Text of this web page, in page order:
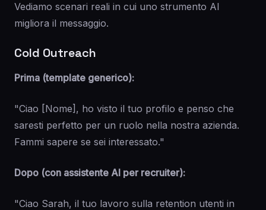
Vediamo scenari reali in cui uno strumento AI
migliora il messaggio.
Cold Outreach
Prima (template generico):
"Ciao [Nome], ho visto il tuo profilo e penso che
saresti perfetto per un ruolo nella nostra azienda.
Fammi sapere se sei interessato."
Dopo (con assistente AI per recruiter):
"Ciao Sarah, il tuo lavoro sulla retention utenti in